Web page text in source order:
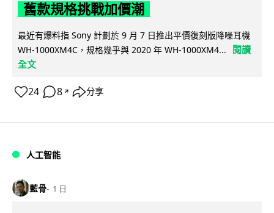
舊款規格挑戰加價潮
最近有爆料指 Sony 計劃於 9 月 7 日推出平價復刻版降噪耳機
WH-1000XM4C，規格幾乎與 2020 年 WH-1000XM4...
閱讀
全文
24 8 ↗ 分享
人工智能
藍骨 1 日